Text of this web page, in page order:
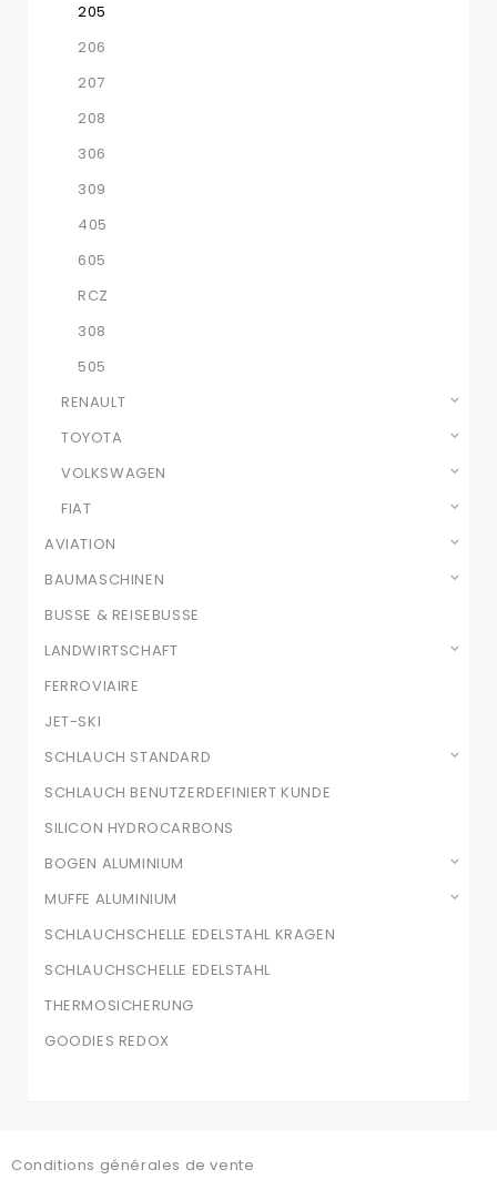
205
206
207
208
306
309
405
605
RCZ
308
505
RENAULT
TOYOTA
VOLKSWAGEN
FIAT
AVIATION
BAUMASCHINEN
BUSSE & REISEBUSSE
LANDWIRTSCHAFT
FERROVIAIRE
JET-SKI
SCHLAUCH STANDARD
SCHLAUCH BENUTZERDEFINIERT KUNDE
SILICON HYDROCARBONS
BOGEN ALUMINIUM
MUFFE ALUMINIUM
SCHLAUCHSCHELLE EDELSTAHL KRAGEN
SCHLAUCHSCHELLE EDELSTAHL
THERMOSICHERUNG
GOODIES REDOX
Conditions générales de vente